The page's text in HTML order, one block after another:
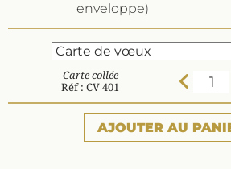
enveloppe)
Carte collée
Réf : CV 401
AJOUTER AU